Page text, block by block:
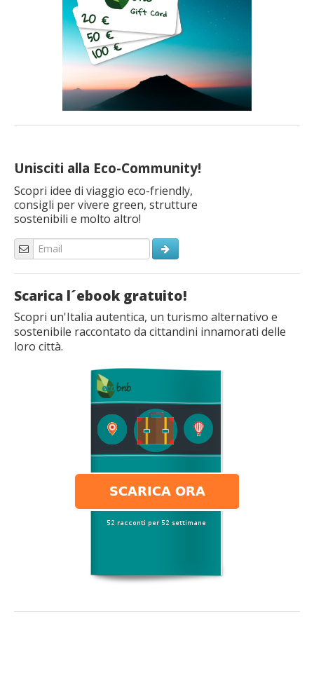
Unisciti alla Eco-Community!
Scopri idee di viaggio eco-friendly,
consigli per vivere green, strutture
sostenibili e molto altro!
Scarica l´ebook gratuito!
Scopri un'Italia autentica, un turismo alternativo e
sostenibile raccontato da cittandini innamorati delle
loro città.